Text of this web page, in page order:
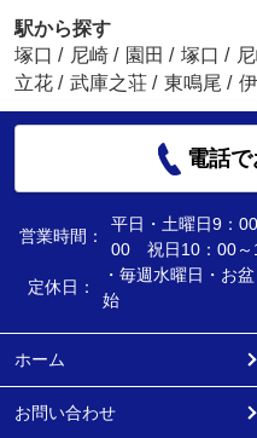
駅から探す
塚口 / 尼崎 / 園田 / 塚口 /
立花 / 武庫之荘 / 東鳴尾 /
電話
営業時間：
平日・土曜日9：
00 祝日10：00～
定休日：
・毎週水曜日・お
始
ホーム
お問い合わせ